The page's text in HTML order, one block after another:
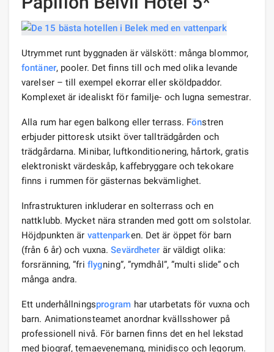
Utrymmet runt byggnaden är välskött: många blommor,
fontäner, pooler. Det finns till och med olika levande
varelser – till exempel ekorrar eller sköldpaddor.
Komplexet är idealiskt för familje- och lugna semestrar.
Alla rum har egen balkong eller terrass. Fönstren
erbjuder pittoresk utsikt över tallträdgården och
trädgårdarna. Minibar, luftkonditionering, hårtork, gratis
elektroniskt värdeskåp, kaffebryggare och tekokare
finns i rummen för gästernas bekvämlighet.
Infrastrukturen inkluderar en solterrass och en
nattklubb. Mycket nära stranden med gott om solstolar.
Höjdpunkten är vattenparken. Det är öppet för barn
(från 6 år) och vuxna.Sevärdheter är väldigt olika:
forsränning, ”fri flygning”, ”rymdhål”, ”multi slide” och
många andra.
Ett underhållningsprogram har utarbetats för vuxna och
barn. Animationsteamet anordnar kvällsshower på
professionell nivå. För barnen finns det en hel lekstad
med biograf, temaevenemang, minidisco och legorum.